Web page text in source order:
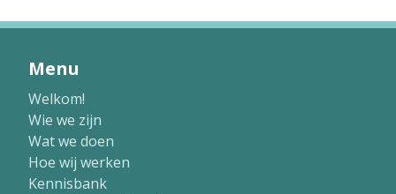
Menu
Welkom!
Wie we zijn
Wat we doen
Hoe wij werken
Kennisbank